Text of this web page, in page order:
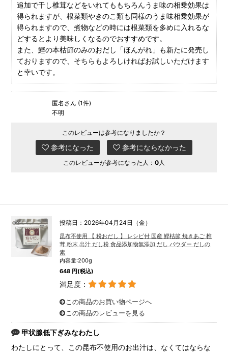
追加で干し椎茸などをいれてももちろんうま味の相乗効果は
得られますが、根菜類やきのこ類も同様のうま味相乗効果が
得られますので、煮物などの時には根菜類を多めに入れるな
どするとより美味しくなるのでおすすめです。
また、鰹の本枯節のみのおだし「ほんがれ」も新たに発売し
ておりますので、そちらもよろしければお試しいただけます
と幸いです。
匿名さん (1件)
不明
このレビューは参考になりましたか？
参考になった 参考にならなかった
このレビューが参考になった人： 0 人
投稿日：2026年04月24日（金）
昆布不使用 【 粉おだし 】 レシピ付 国産 鰹枯節 焼きあご 椎
茸 粉末 出汁 だし粉 食品添加物無添加 だし パウダー だしの
素
内容量:200g
648 円(税込)
満足度：
この商品のお買い物ページへ
この商品のレビューを見る
甲状腺低下ぎみなわたし
わたしにとって、この昆布不使用のお出汁は、なくてはならな